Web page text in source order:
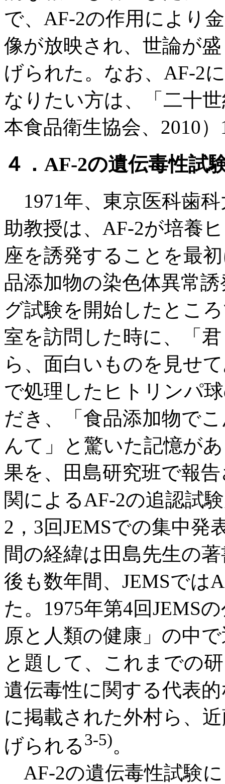
で、AF-2の作用により
像が放映され、世論が
げられた。なお、AF-2
なりたい方は、「二十
本食品衛生協会、2010
４．AF-2の遺伝毒性試
1971年、東京医科歯
助教授は、AF-2が培養
座を誘発することを最
品添加物の染色体異常
グ試験を開始したとこ
室を訪問した時に、「
ら、面白いものを見せ
で処理したヒトリンパ
だき、「食品添加物で
んて」と驚いた記憶が
果を、田島研究班で報
関によるAF-2の追認試
2，3回JEMSでの集中発
間の経緯は田島先生の
後も数年間、JEMSでは
た。1975年第4回JEMS
原と人類の健康」の中
と題して、これまでの
遺伝毒性に関する代表
に掲載された外村ら、
げられる3-5)。
AF-2の遺伝毒性試験